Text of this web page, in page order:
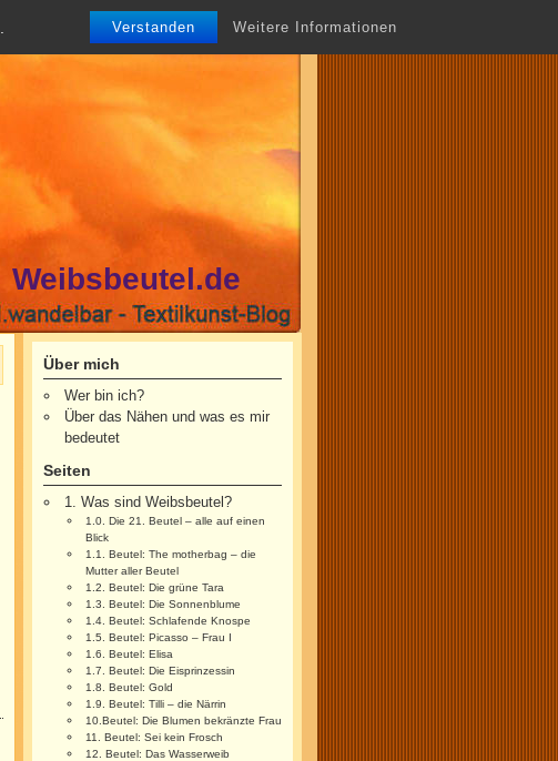
Verstanden Weitere Informationen
Weibsbeutel.de
Über mich
Wer bin ich?
Über das Nähen und was es mir
bedeutet
Seiten
1. Was sind Weibsbeutel?
1.0. Die 21. Beutel – alle auf einen
Blick
1.1. Beutel: The motherbag – die
Mutter aller Beutel
1.2. Beutel: Die grüne Tara
1.3. Beutel: Die Sonnenblume
1.4. Beutel: Schlafende Knospe
1.5. Beutel: Picasso – Frau I
1.6. Beutel: Elisa
1.7. Beutel: Die Eisprinzessin
1.8. Beutel: Gold
1.9. Beutel: Tilli – die Närrin
10.Beutel: Die Blumen bekränzte Frau
11. Beutel: Sei kein Frosch
12. Beutel: Das Wasserweib